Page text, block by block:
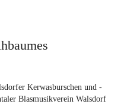
Kerwasburschen und -
Blasmusikverein Walsdorf